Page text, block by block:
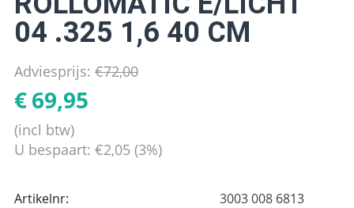
04 .325 1,6 40 CM
Adviesprijs: €72,00
€69,95
(incl btw)
U bespaart: €2,05 (3%)
Artikelnr:
3003 008 6813